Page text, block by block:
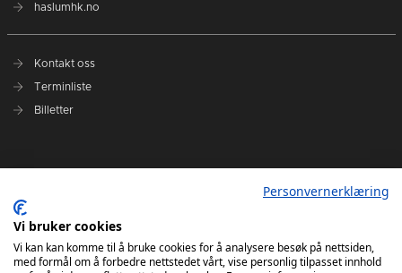
haslumhk.no
Kontakt oss
Terminliste
Billetter
Ansvarlig redaktør: Tore Solberg
Personvernerklæring
Vi bruker cookies
Vi kan kan komme til å bruke cookies for å analysere besøk på nettsiden,
med formål om å forbedre nettstedet vårt, vise personlig tilpasset innhold